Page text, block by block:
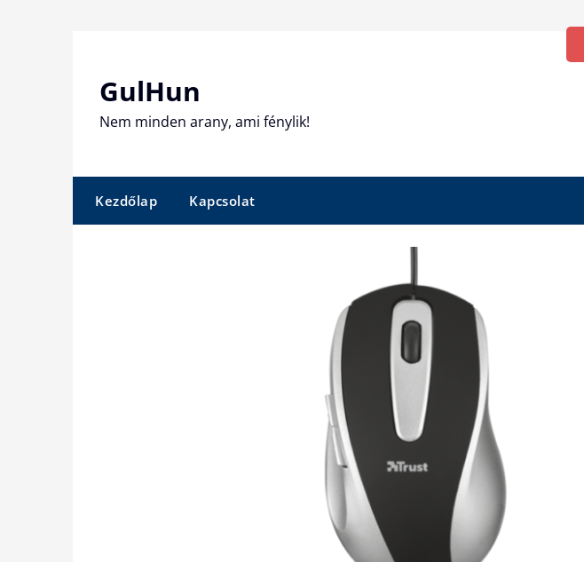
GulHun
Nem minden arany, ami fénylik!
Kezdőlap Kapcsolat